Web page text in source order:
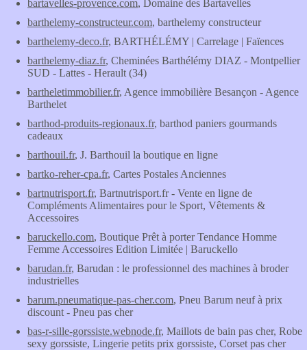
bartavelles-provence.com, Domaine des Bartavelles
barthelemy-constructeur.com, barthelemy constructeur
barthelemy-deco.fr, BARTHÉLÉMY | Carrelage | Faïences
barthelemy-diaz.fr, Cheminées Barthélémy DIAZ - Montpellier
SUD - Lattes - Herault (34)
bartheletimmobilier.fr, Agence immobilière Besançon - Agence
Barthelet
barthod-produits-regionaux.fr, barthod paniers gourmands
cadeaux
barthouil.fr, J. Barthouil la boutique en ligne
bartko-reher-cpa.fr, Cartes Postales Anciennes
bartnutrisport.fr, Bartnutrisport.fr - Vente en ligne de
Compléments Alimentaires pour le Sport, Vêtements &
Accessoires
baruckello.com, Boutique Prêt à porter Tendance Homme
Femme Accessoires Edition Limitée | Baruckello
barudan.fr, Barudan : le professionnel des machines à broder
industrielles
barum.pneumatique-pas-cher.com, Pneu Barum neuf à prix
discount - Pneu pas cher
bas-r-sille-gorssiste.webnode.fr, Maillots de bain pas cher, Robe
sexy gorssiste, Lingerie petits prix gorssiste, Corset pas cher